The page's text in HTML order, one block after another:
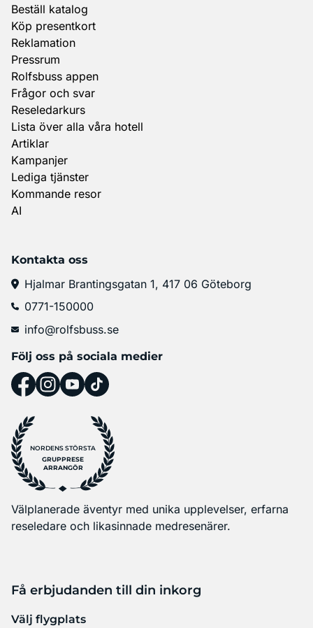
Beställ katalog
Köp presentkort
Reklamation
Pressrum
Rolfsbuss appen
Frågor och svar
Reseledarkurs
Lista över alla våra hotell
Artiklar
Kampanjer
Lediga tjänster
Kommande resor
AI
Kontakta oss
Hjalmar Brantingsgatan 1, 417 06 Göteborg
0771-150000
info@rolfsbuss.se
Följ oss på sociala medier
NORDENS STÖRSTA
GRUPPRESE
ARRANGÖR
Välplanerade äventyr med unika upplevelser, erfarna
reseledare och likasinnade medresenärer.
Få erbjudanden till din inkorg
Välj flygplats